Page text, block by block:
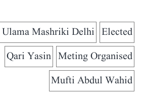
Elected
Ulama Mashriki Delhi
Meting Organised
Qari Yasin
Mufti Abdul Wahid